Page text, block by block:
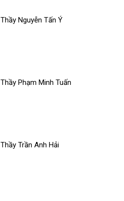
Thầy Nguyễn Tấn Ý
Thầy Phạm Minh Tuấn
Thầy Trần Anh Hải